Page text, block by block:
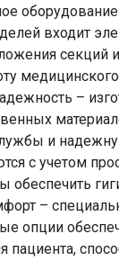
входит
секций
–
и
с учетом
обеспечить
–
опции
пациента,